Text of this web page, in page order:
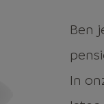
Ben
In